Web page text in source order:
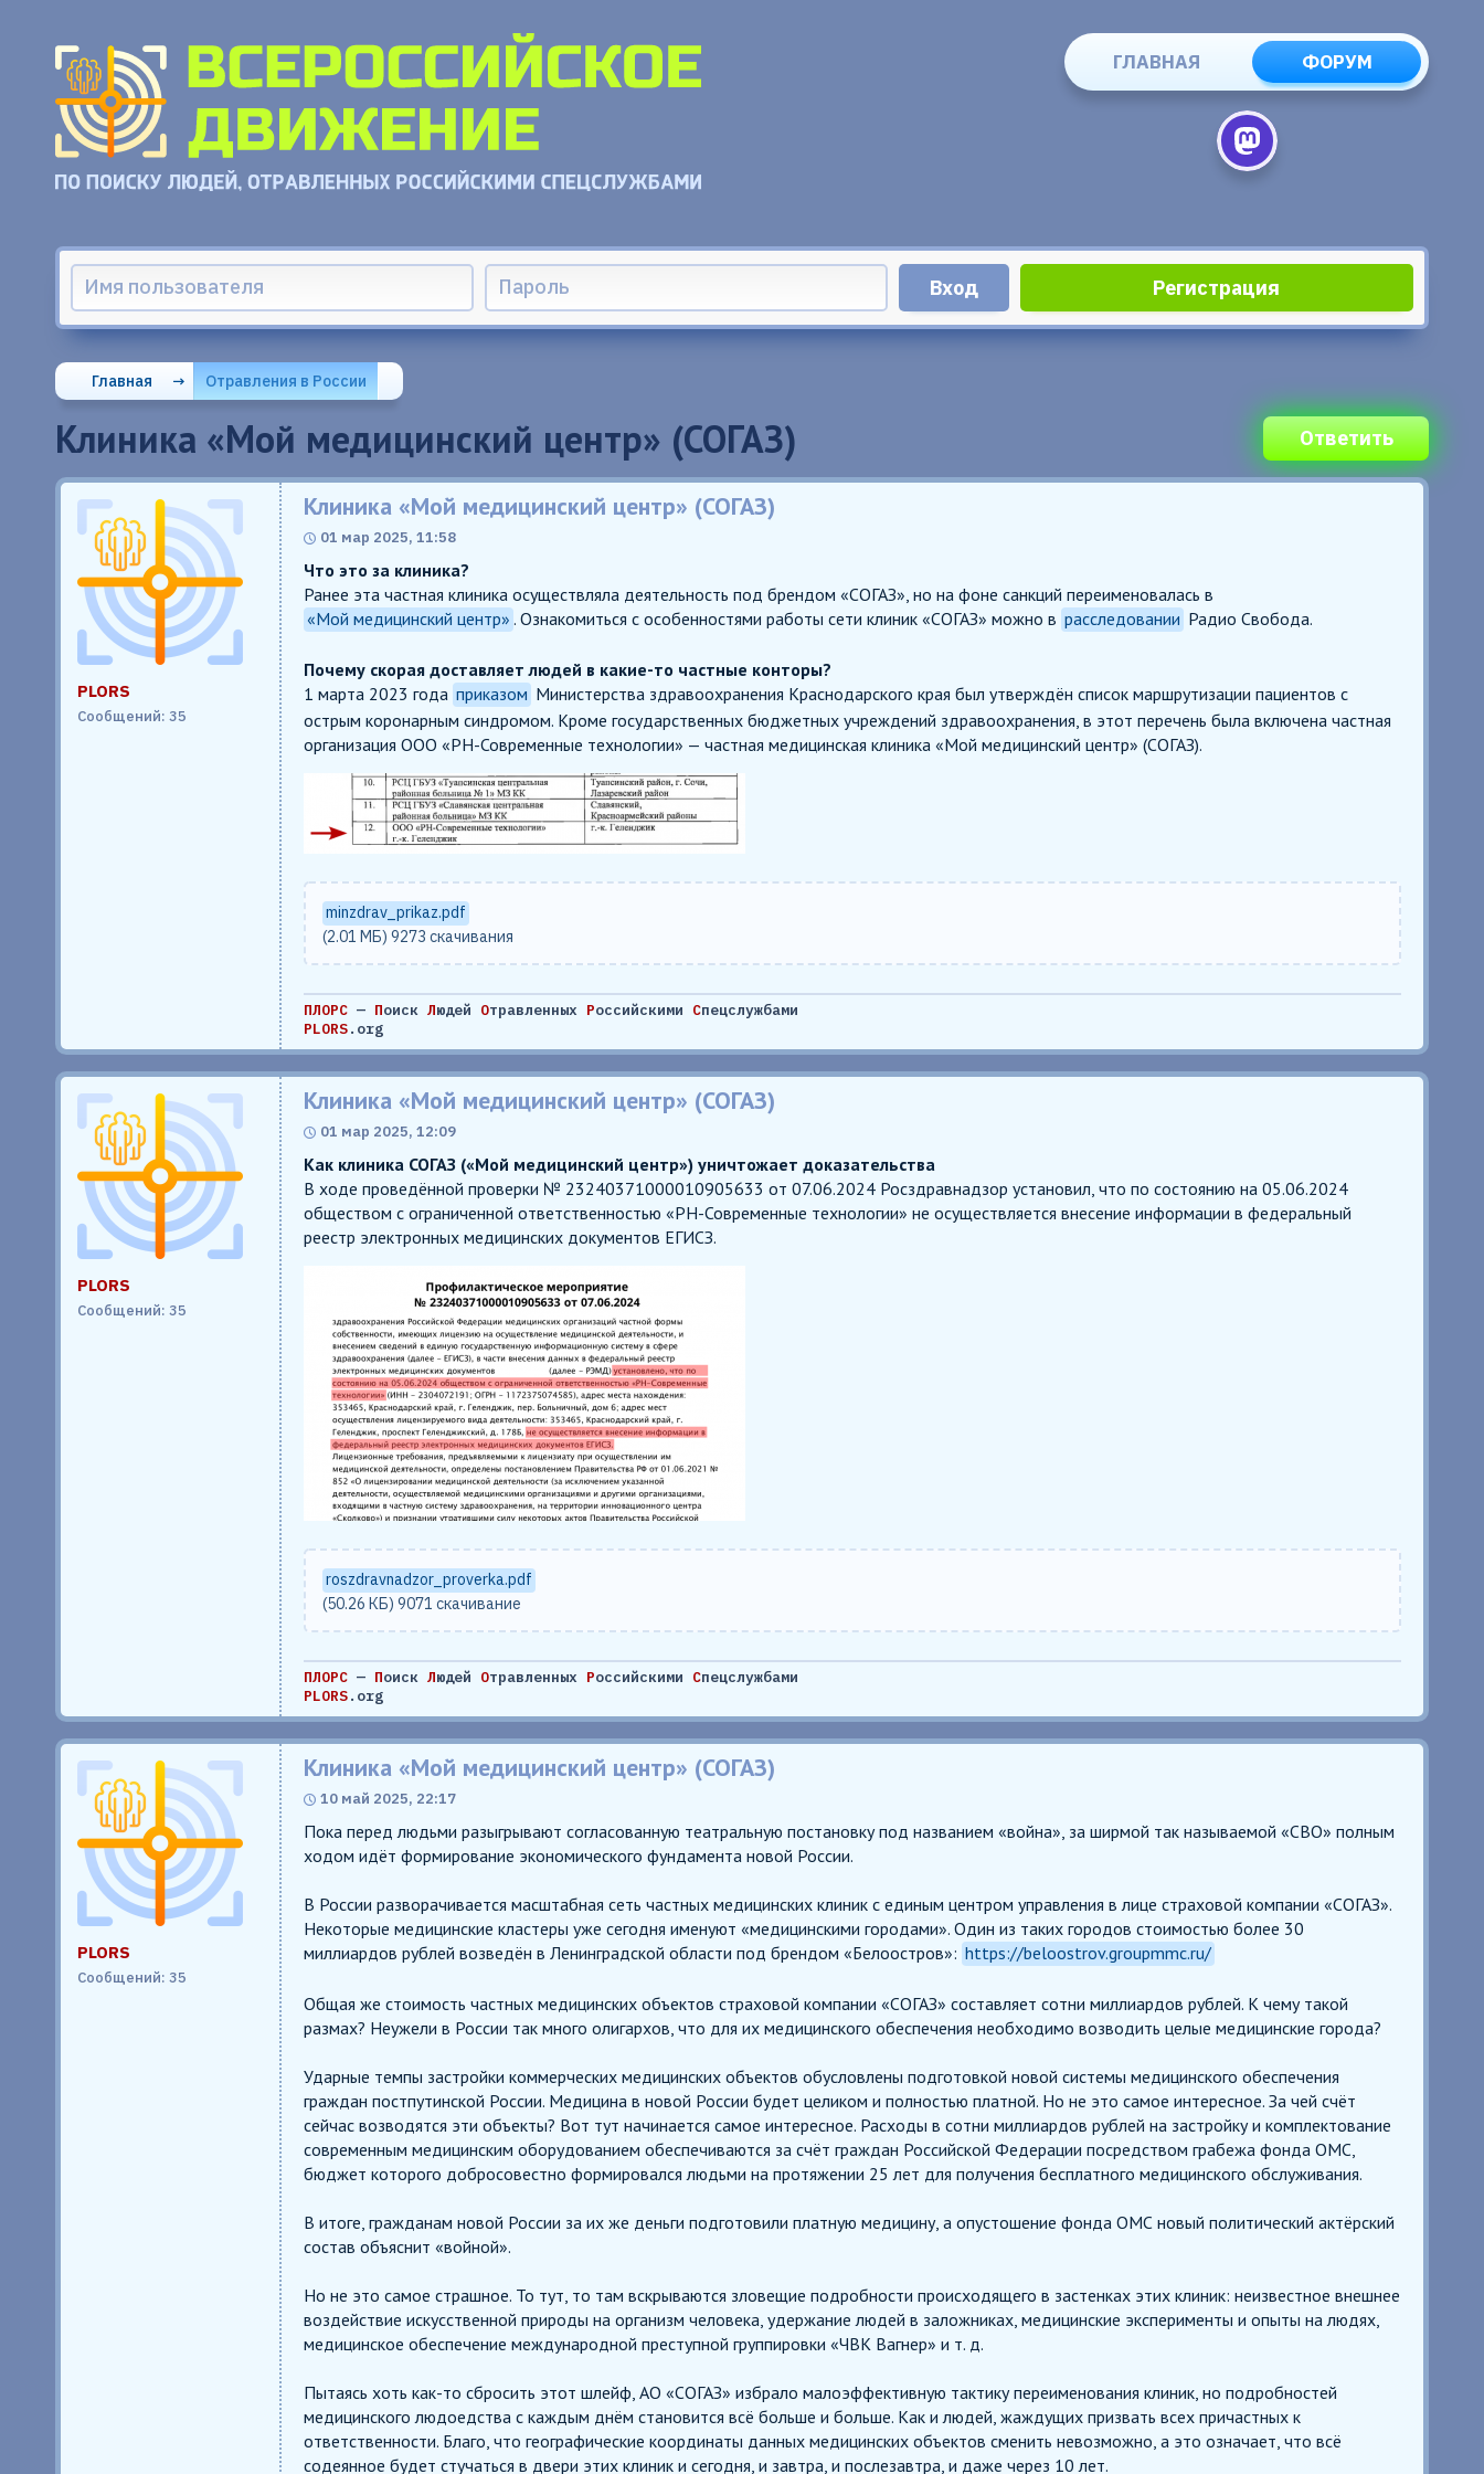
ГЛАВНАЯ ФОРУМ
Регистрация
Главная → Отравления в России
Клиника «Мой медицинский центр» (СОГАЗ) Ответить
PLORS
Сообщений: 35
Клиника «Мой медицинский центр» (СОГАЗ)
01 мар 2025, 11:58
Что это за клиника?
Ранее эта частная клиника осуществляла деятельность под брендом «СОГАЗ», но на фоне санкций переименовалась в
«Мой медицинский центр» . Ознакомиться с особенностями работы сети клиник «СОГАЗ» можно в расследовании Радио Свобода.
Почему скорая доставляет людей в какие-то частные конторы?
1 марта 2023 года приказом Министерства здравоохранения Краснодарского края был утверждён список маршрутизации пациентов с
острым коронарным синдромом. Кроме государственных бюджетных учреждений здравоохранения, в этот перечень была включена частная
организация ООО «РН-Современные технологии» — частная медицинская клиника «Мой медицинский центр» (СОГАЗ).
minzdrav_prikaz.pdf
(2.01 МБ) 9273 скачивания
ПЛОРС — Поиск Людей Отравленных Российскими Спецслужбами
PLORS.org
PLORS
Сообщений: 35
Клиника «Мой медицинский центр» (СОГАЗ)
01 мар 2025, 12:09
Как клиника СОГАЗ («Мой медицинский центр») уничтожает доказательства
В ходе проведённой проверки № 23240371000010905633 от 07.06.2024 Росздравнадзор установил, что по состоянию на 05.06.2024
обществом с ограниченной ответственностью «РН-Современные технологии» не осуществляется внесение информации в федеральный
реестр электронных медицинских документов ЕГИСЗ.
roszdravnadzor_proverka.pdf
(50.26 КБ) 9071 скачивание
ПЛОРС — Поиск Людей Отравленных Российскими Спецслужбами
PLORS.org
PLORS
Сообщений: 35
Клиника «Мой медицинский центр» (СОГАЗ)
10 май 2025, 22:17
Пока перед людьми разыгрывают согласованную театральную постановку под названием «война», за ширмой так называемой «СВО» полным
ходом идёт формирование экономического фундамента новой России.
В России разворачивается масштабная сеть частных медицинских клиник с единым центром управления в лице страховой компании «СОГАЗ».
Некоторые медицинские кластеры уже сегодня именуют «медицинскими городами». Один из таких городов стоимостью более 30
миллиардов рублей возведён в Ленинградской области под брендом «Белоостров»: https://beloostrov.groupmmc.ru/
Общая же стоимость частных медицинских объектов страховой компании «СОГАЗ» составляет сотни миллиардов рублей. К чему такой
размах? Неужели в России так много олигархов, что для их медицинского обеспечения необходимо возводить целые медицинские города?
Ударные темпы застройки коммерческих медицинских объектов обусловлены подготовкой новой системы медицинского обеспечения
граждан постпутинской России. Медицина в новой России будет целиком и полностью платной. Но не это самое интересное. За чей счёт
сейчас возводятся эти объекты? Вот тут начинается самое интересное. Расходы в сотни миллиардов рублей на застройку и комплектование
современным медицинским оборудованием обеспечиваются за счёт граждан Российской Федерации посредством грабежа фонда ОМС,
бюджет которого добросовестно формировался людьми на протяжении 25 лет для получения бесплатного медицинского обслуживания.
В итоге, гражданам новой России за их же деньги подготовили платную медицину, а опустошение фонда ОМС новый политический актёрский
состав объяснит «войной».
Но не это самое страшное. То тут, то там вскрываются зловещие подробности происходящего в застенках этих клиник: неизвестное внешнее
воздействие искусственной природы на организм человека, удержание людей в заложниках, медицинские эксперименты и опыты на людях,
медицинское обеспечение международной преступной группировки «ЧВК Вагнер» и т. д.
Пытаясь хоть как-то сбросить этот шлейф, АО «СОГАЗ» избрало малоэффективную тактику переименования клиник, но подробностей
медицинского людоедства с каждым днём становится всё больше и больше. Как и людей, жаждущих призвать всех причастных к
ответственности. Благо, что географические координаты данных медицинских объектов сменить невозможно, а это означает, что всё
содеянное будет стучаться в двери этих клиник и сегодня, и завтра, и послезавтра, и даже через 10 лет.